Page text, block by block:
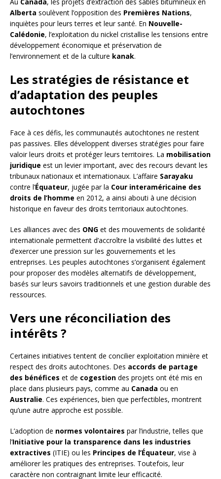
Alberta soulèvent l’opposition des Premières Nations,
inquiètes pour leurs terres et leur santé. En Nouvelle-
Calédonie, l’exploitation du nickel cristallise les tensions entre
développement économique et préservation de
l’environnement et de la culture kanak.
Les stratégies de résistance et
d’adaptation des peuples
autochtones
Face à ces défis, les communautés autochtones ne restent
pas passives. Elles développent diverses stratégies pour faire
valoir leurs droits et protéger leurs territoires. La mobilisation
juridique est un levier important, avec des recours devant les
tribunaux nationaux et internationaux. L’affaire Sarayaku
contre l’Équateur, jugée par la Cour interaméricaine des
droits de l’homme en 2012, a ainsi abouti à une décision
historique en faveur des droits territoriaux autochtones.
Les alliances avec des ONG et des mouvements de solidarité
internationale permettent d’accroître la visibilité des luttes et
d’exercer une pression sur les gouvernements et les
entreprises. Les peuples autochtones s’organisent également
pour proposer des modèles alternatifs de développement,
basés sur leurs savoirs traditionnels et une gestion durable des
ressources.
Vers une réconciliation des
intérêts ?
Certaines initiatives tentent de concilier exploitation minière et
respect des droits autochtones. Des accords de partage
des bénéfices et de cogestion des projets ont été mis en
place dans plusieurs pays, comme au Canada ou en
Australie. Ces expériences, bien que perfectibles, montrent
qu’une autre approche est possible.
L’adoption de normes volontaires par l’industrie, telles que
l’Initiative pour la transparence dans les industries
extractives (ITIE) ou les Principes de l’Équateur, vise à
améliorer les pratiques des entreprises. Toutefois, leur
caractère non contraignant limite leur efficacité.